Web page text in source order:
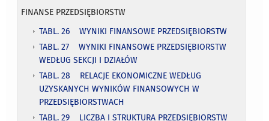
FINANSE PRZEDSIĘBIORSTW
TABL. 26 WYNIKI FINANSOWE PRZEDSIĘBIORSTW
TABL. 27 WYNIKI FINANSOWE PRZEDSIĘBIORSTW
WEDŁUG SEKCJI I DZIAŁÓW
TABL. 28 RELACJE EKONOMICZNE WEDŁUG
UZYSKANYCH WYNIKÓW FINANSOWYCH W
PRZEDSIĘBIORSTWACH
TABL. 29 LICZBA I STRUKTURA PRZEDSIĘBIORSTW